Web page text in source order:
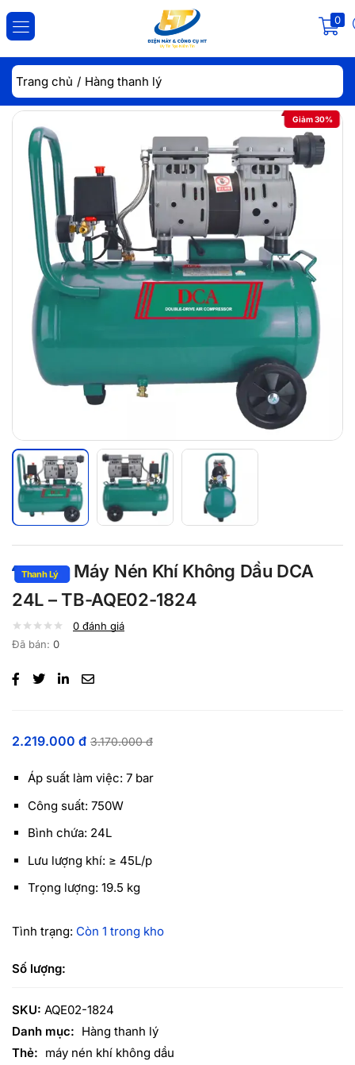
0
ĐĂNG NHẬP ĐĂNG KÝ
Nhập tài khoản và mật khẩu để đăng nhập.
Lưu đăng nhập
Đăng Nhập
Quên mật khẩu?
Trang chủ Hàng thanh lý
Giảm 30%
Máy Nén Khí Không Dầu DCA
24L – TB-AQE02-1824
0 đánh giá
Đã bán: 0
2.219.000 đ 3.170.000đ
Áp suất làm việc: 7 bar
Công suất: 750W
Bình chứa: 24L
Lưu lượng khí: ≥ 45L/p
Trọng lượng: 19.5 kg
Tình trạng: Còn 1 trong kho
SKU: AQE02-1824
Danh mục: Hàng thanh lý
Thẻ: máy nén khí không dầu